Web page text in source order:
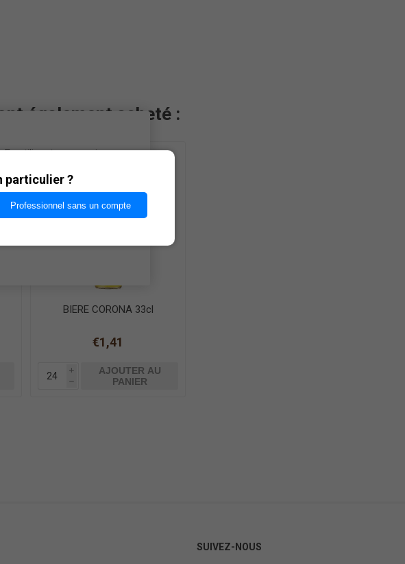
également acheté :
BIERE CORONA 33cl
€1,41
i
h
AJOUTER AU
PANIER
SUIVEZ-NOUS
utilisant nos services,
particulier ?
Professionnel sans un compte